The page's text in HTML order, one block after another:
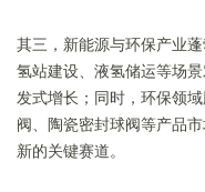
其三，新能源与环保产业
氢站建设、液氢储运等场
发式增长；同时，环保领
阀、陶瓷密封球阀等产品
新的关键赛道。